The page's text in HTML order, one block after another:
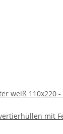
dass
Ihre
weiß 110x220 -